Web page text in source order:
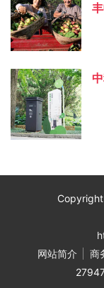
网站简介
商